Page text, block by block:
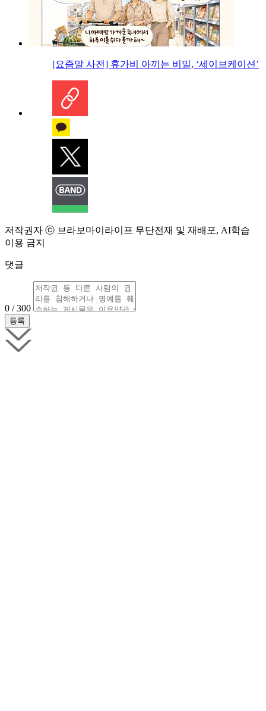
[요즘말 사전] 휴가비 아끼는 비밀, ‘세이브케이션’
저작권자 ⓒ 브라보마이라이프 무단전재 및 재배포, AI학습
이용 금지
댓글
0 / 300